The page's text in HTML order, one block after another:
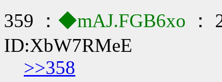
359 ： ◆mAJ.FGB6xo ：
ID:XbW7RMeE
>>358